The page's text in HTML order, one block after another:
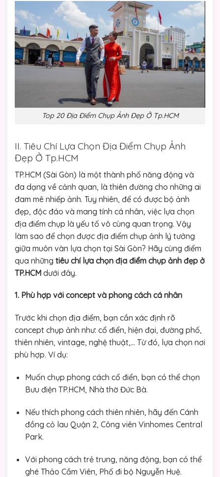
Top 20 Địa Điểm Chụp Ảnh Đẹp Ở Tp.HCM
II. Tiêu Chí Lựa Chọn Địa Điểm Chụp Ảnh
Đẹp Ở Tp.HCM
TP.HCM (Sài Gòn) là một thành phố năng động và
đa dạng về cảnh quan, là thiên đường cho những ai
đam mê nhiếp ảnh. Tuy nhiên, để có được bộ ảnh
đẹp, độc đáo và mang tính cá nhân, việc lựa chọn
địa điểm chụp là yếu tố vô cùng quan trọng. Vậy
làm sao để chọn được địa điểm chụp ảnh lý tưởng
giữa muôn vàn lựa chọn tại Sài Gòn? Hãy cùng điểm
qua những tiêu chí lựa chọn địa điểm chụp ảnh đẹp ở
TP.HCM dưới đây.
1. Phù hợp với concept và phong cách cá nhân
Trước khi chọn địa điểm, bạn cần xác định rõ
concept chụp ảnh như: cổ điển, hiện đại, đường phố,
thiên nhiên, vintage, nghệ thuật,… Từ đó, lựa chọn nơi
phù hợp. Ví dụ:
Muốn chụp phong cách cổ điển, bạn có thể chọn
Bưu điện TP.HCM, Nhà thờ Đức Bà.
Nếu thích phong cách thiên nhiên, hãy đến Cánh
đồng cỏ lau Quận 2, Công viên Vinhomes Central
Park.
Với phong cách trẻ trung, năng động, bạn có thể
ghé Thảo Cầm Viên, Phố đi bộ Nguyễn Huệ.